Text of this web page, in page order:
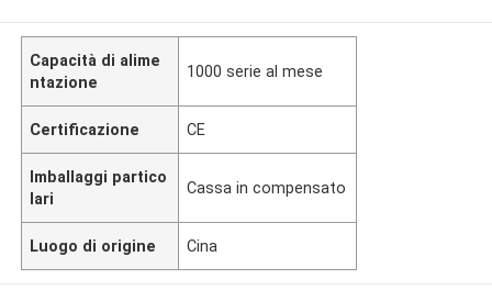
Capacità di alime
ntazione
1000 serie al mese
Certificazione CE
Imballaggi partico
lari
Cassa in compensato
Luogo di origine Cina